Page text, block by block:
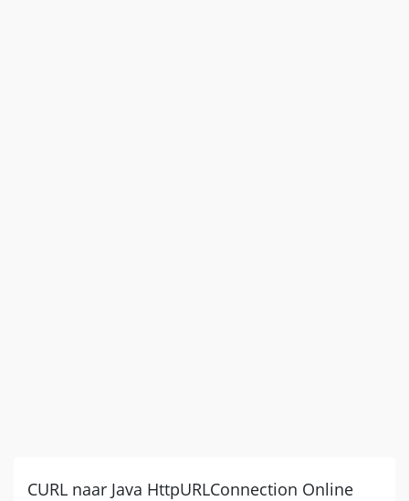
CURL naar Java HttpURLConnection Online